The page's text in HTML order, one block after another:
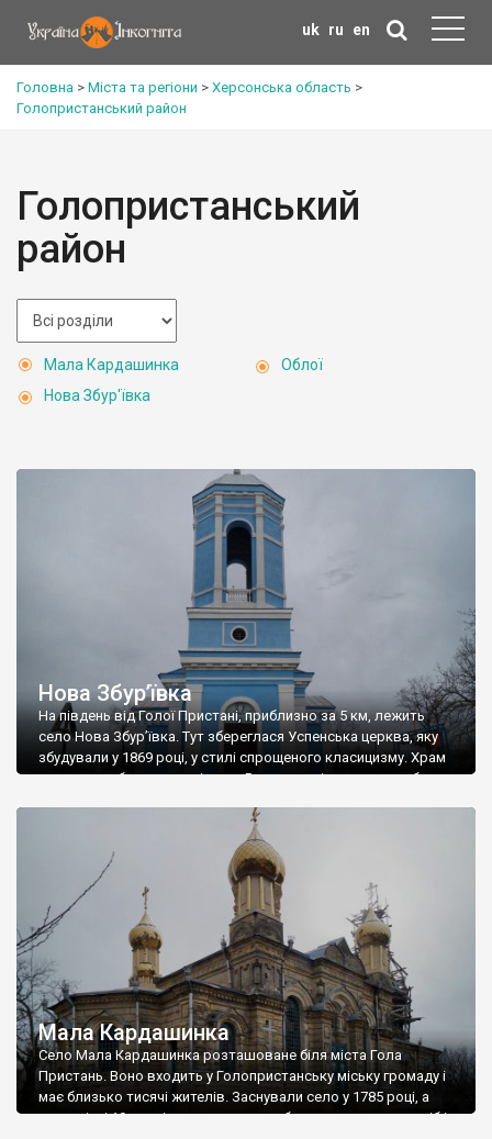
uk ru en
Головна > Міста та регіони > Херсонська область >
Голопристанський район
Голопристанський
район
Мала Кардашинка
Нова Збур'ївка
Облої
Нова Збур’ївка
На південь від Голої Пристані, приблизно за 5 км, лежить
село Нова Збур’ївка. Тут збереглася Успенська церква, яку
збудували у 1869 році, у стилі спрощеного класицизму. Храм
має велику баню та дзвіницю. В радянські часи церкву було
На початку 90-х років минулого століття храм повернули
Мала Кардашинка
Село Мала Кардашинка розташоване біля міста Гола
Пристань. Воно входить у Голопристанську міську громаду і
має близько тисячі жителів. Заснували село у 1785 році, а
наприкінці 19 століття тут мешкало близько шестисот осіб і